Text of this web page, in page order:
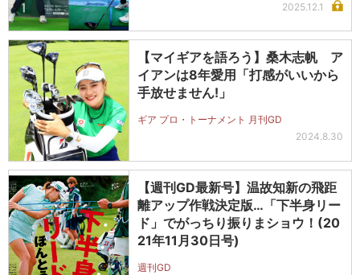
2025.12.1
【マイギアを語ろう】桑木志帆 ア
イアンは8年愛用「打感がいいから
手放せません!」
ギア プロ・トーナメント 月刊GD
2024.8.30
【週刊GD最新号】温故知新の飛距
離アップ作戦決定版…「下半身リー
ド」でがっちり振りまショウ！(20
21年11月30日号)
週刊GD